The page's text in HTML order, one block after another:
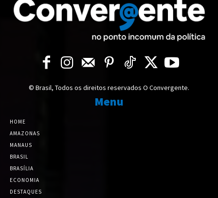
© Brasil, Todos os direitos reservados O Convergente.
Menu
HOME
AMAZONAS
MANAUS
BRASIL
BRASÍLIA
ECONOMIA
DESTAQUES